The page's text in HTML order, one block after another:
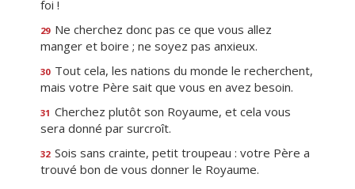
foi !
29 Ne cherchez donc pas ce que vous allez
manger et boire ; ne soyez pas anxieux.
30 Tout cela, les nations du monde le recherchent,
mais votre Père sait que vous en avez besoin.
31 Cherchez plutôt son Royaume, et cela vous
sera donné par surcroît.
32 Sois sans crainte, petit troupeau : votre Père a
trouvé bon de vous donner le Royaume.